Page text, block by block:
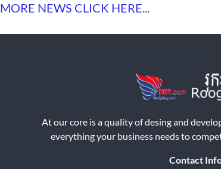
MORE NEWS CLICK HERE...
At our core is a quality of desing and
everything your business needs to
Contact